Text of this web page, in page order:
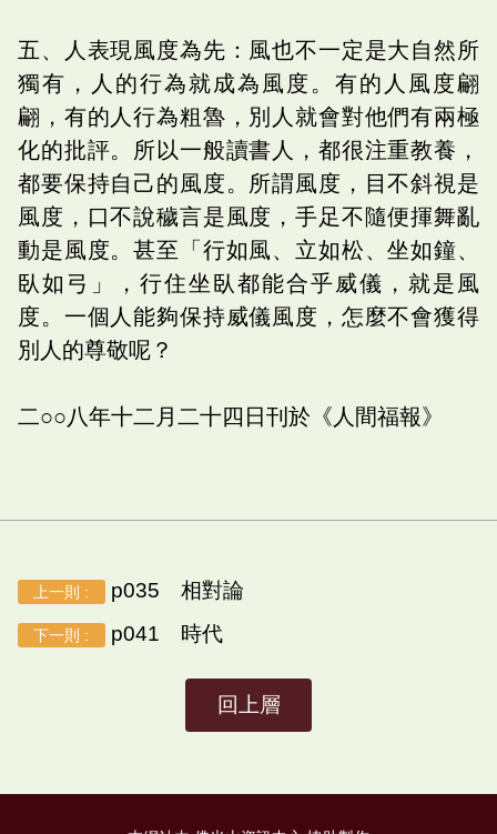
五、人表現風度為先：風也不一定是大自然所
獨有，人的行為就成為風度。有的人風度翩
翩，有的人行為粗魯，別人就會對他們有兩極
化的批評。所以一般讀書人，都很注重教養，
都要保持自己的風度。所謂風度，目不斜視是
風度，口不說穢言是風度，手足不隨便揮舞亂
動是風度。甚至「行如風、立如松、坐如鐘、
臥如弓」，行住坐臥都能合乎威儀，就是風
度。一個人能夠保持威儀風度，怎麼不會獲得
別人的尊敬呢？
二○○八年十二月二十四日刊於《人間福報》
上一則 : p035 相對論
下一則 : p041 時代
回上層